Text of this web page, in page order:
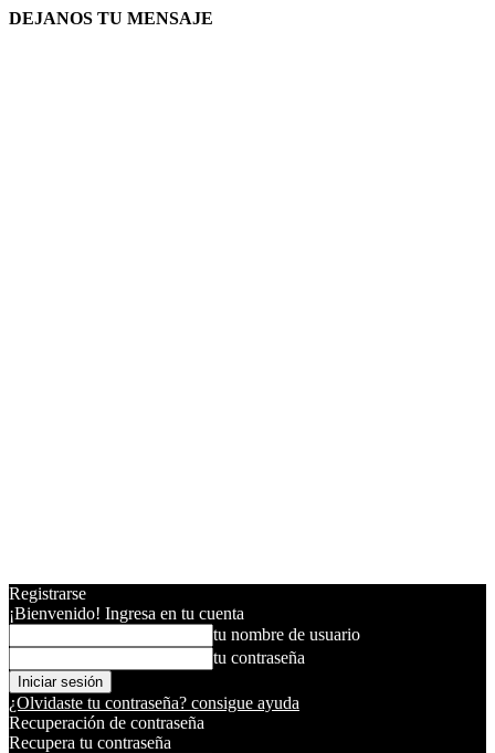
DEJANOS TU MENSAJE
Registrarse
¡Bienvenido! Ingresa en tu cuenta
tu nombre de usuario
tu contraseña
¿Olvidaste tu contraseña? consigue ayuda
Recuperación de contraseña
Recupera tu contraseña